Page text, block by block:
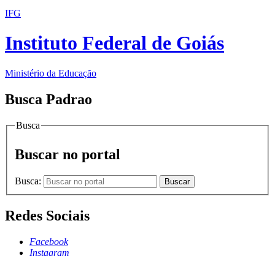
IFG
Instituto Federal de Goiás
Ministério da Educação
Busca Padrao
Busca
Buscar no portal
Busca: Buscar
Redes Sociais
Facebook
Instagram